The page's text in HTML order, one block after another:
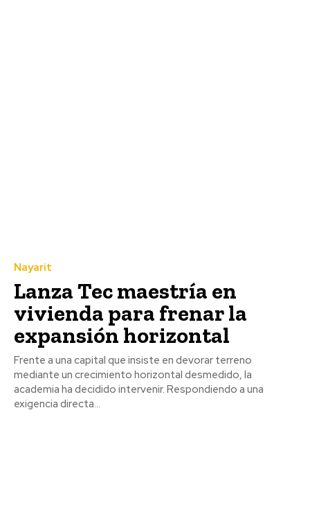
Nayarit
Lanza Tec maestría en
vivienda para frenar la
expansión horizontal
Frente a una capital que insiste en devorar terreno
mediante un crecimiento horizontal desmedido, la
academia ha decidido intervenir. Respondiendo a una
exigencia directa...